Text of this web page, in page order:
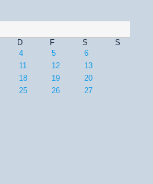
D F S
S
4 5
6
11 12
13
18 19
20
25 26
27